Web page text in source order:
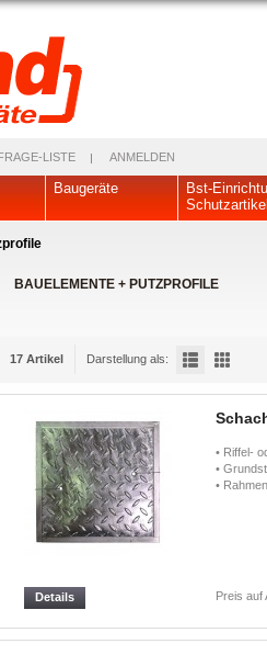
LISTE ANMELDEN
Baugeräte
Bst-
BAUELEMENTE + PUTZPROFILE
17 Artikel Darstellung als:
• Riffel-
•
•
Preis auf
Details